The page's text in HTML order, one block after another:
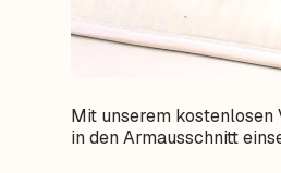
Mit unserem
in den Armausschnitt